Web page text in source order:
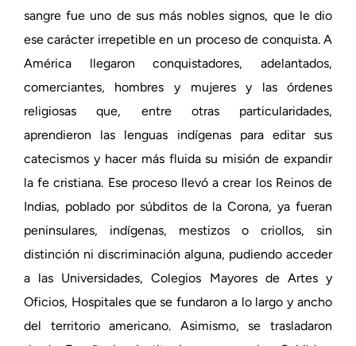
sangre fue uno de sus más nobles signos, que le dio
ese carácter irrepetible en un proceso de conquista. A
América llegaron conquistadores, adelantados,
comerciantes, hombres y mujeres y las órdenes
religiosas que, entre otras particularidades,
aprendieron las lenguas indígenas para editar sus
catecismos y hacer más fluida su misión de expandir
la fe cristiana. Ese proceso llevó a crear los Reinos de
Indias, poblado por súbditos de la Corona, ya fueran
peninsulares, indígenas, mestizos o criollos, sin
distinción ni discriminación alguna, pudiendo acceder
a las Universidades, Colegios Mayores de Artes y
Oficios, Hospitales que se fundaron a lo largo y ancho
del territorio americano. Asimismo, se trasladaron